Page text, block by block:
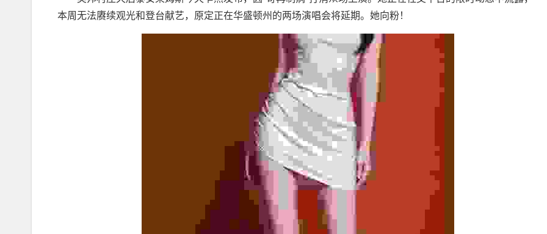
本周无法赓续观光和登台献艺，原定正在华盛顿州的两场演唱会将延期。她向粉！